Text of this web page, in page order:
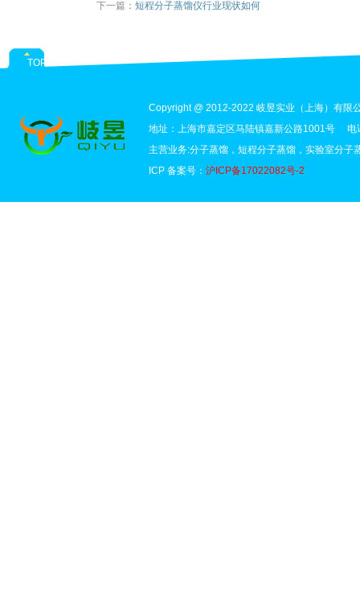
下一篇： 短程分子蒸馏仪行业现状如何
TOP
Copyright @ 2012-2022 岐昱实业（上海）有限
地址：上海市嘉定区马陆镇嘉新公路1001号 电
主营业务:分子蒸馏，短程分子蒸馏，实验室分子
ICP 备案号： 沪ICP备17022082号-2